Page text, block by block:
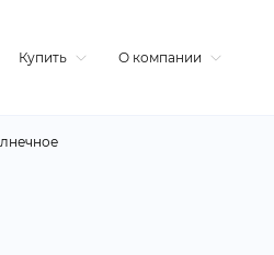
Купить О компании